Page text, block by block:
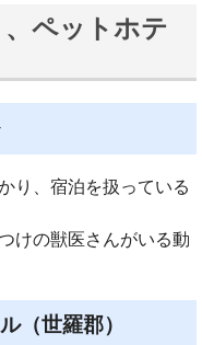
ペットホテ
り、宿泊を扱っている
けの獣医さんがいる動
（世羅郡）